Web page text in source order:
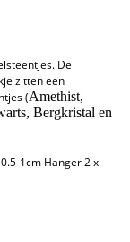
De
zitten een
(Amethist,
Bergkristal en
1cm Hanger 2 x